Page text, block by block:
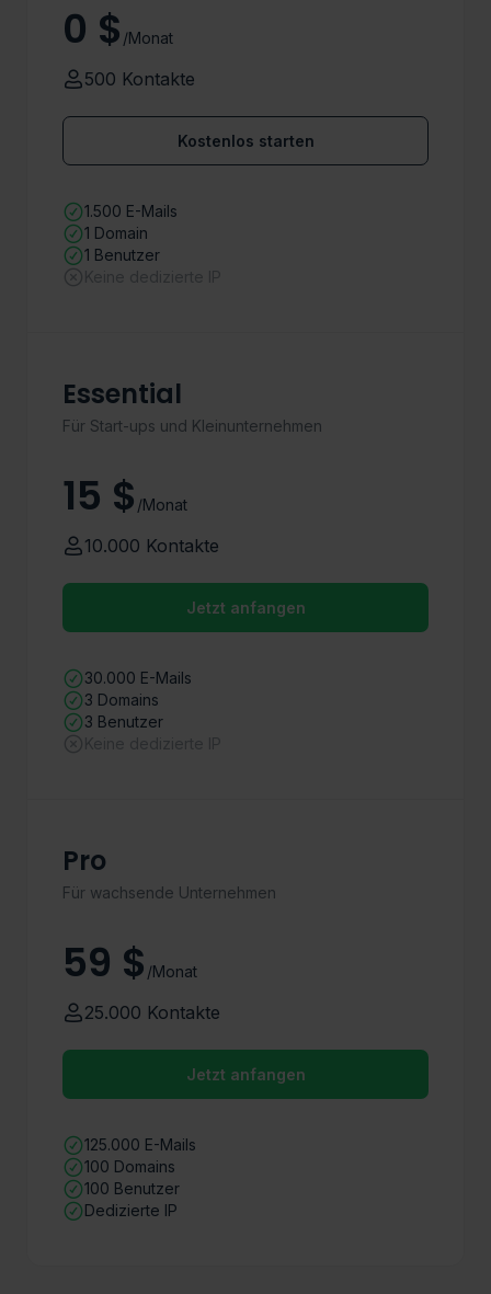
0 $ /Monat
500 Kontakte
Kostenlos starten
1.500 E-Mails
1 Domain
1 Benutzer
Essential
Für Start-ups und Kleinunternehmen
15 $ /Monat
10.000 Kontakte
Jetzt anfangen
30.000 E-Mails
3 Domains
3 Benutzer
Pro
Für wachsende Unternehmen
59 $ /Monat
25.000 Kontakte
Jetzt anfangen
125.000 E-Mails
100 Domains
100 Benutzer
Dedizierte IP